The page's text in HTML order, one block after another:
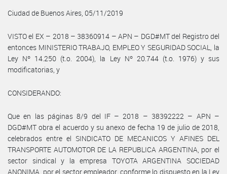
Ciudad de Buenos Aires, 05/11/2019
VISTO el EX – 2018 – 38360914 – APN – DGD#MT del Registro del
entonces MINISTERIO TRABAJO, EMPLEO Y SEGURIDAD SOCIAL, la
Ley Nº 14.250 (t.o. 2004), la Ley Nº 20.744 (t.o. 1976) y sus
modificatorias, y
CONSIDERANDO:
Que en las páginas 8/9 del IF – 2018 – 38392222 – APN –
DGD#MT obra el acuerdo y su anexo de fecha 19 de julio de 2018,
celebrados entre el SINDICATO DE MECANICOS Y AFINES DEL
TRANSPORTE AUTOMOTOR DE LA REPUBLICA ARGENTINA, por el
sector sindical y la empresa TOYOTA ARGENTINA SOCIEDAD
ANONIMA, por el sector empleador, conforme lo dispuesto en la Ley